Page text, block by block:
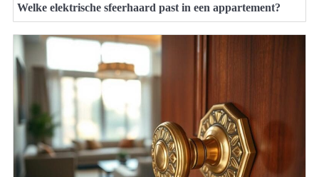
Welke elektrische sfeerhaard past in een appartement?